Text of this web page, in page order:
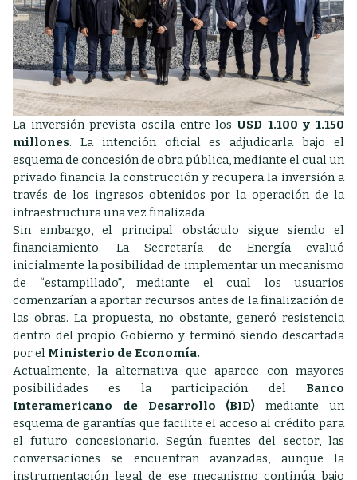
La inversión prevista oscila entre los USD 1.100 y 1.150
millones. La intención oficial es adjudicarla bajo el
esquema de concesión de obra pública, mediante el cual un
privado financia la construcción y recupera la inversión a
través de los ingresos obtenidos por la operación de la
infraestructura una vez finalizada.
Sin embargo, el principal obstáculo sigue siendo el
financiamiento. La Secretaría de Energía evaluó
inicialmente la posibilidad de implementar un mecanismo
de “estampillado”, mediante el cual los usuarios
comenzarían a aportar recursos antes de la finalización de
las obras. La propuesta, no obstante, generó resistencia
dentro del propio Gobierno y terminó siendo descartada
por el Ministerio de Economía.
Actualmente, la alternativa que aparece con mayores
posibilidades es la participación del Banco
Interamericano de Desarrollo (BID) mediante un
esquema de garantías que facilite el acceso al crédito para
el futuro concesionario. Según fuentes del sector, las
conversaciones se encuentran avanzadas, aunque la
instrumentación legal de ese mecanismo continúa bajo